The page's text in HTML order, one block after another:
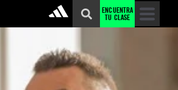
ENCUENTRA
TU CLASE